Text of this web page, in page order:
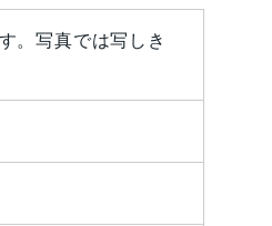
。写真では写しき